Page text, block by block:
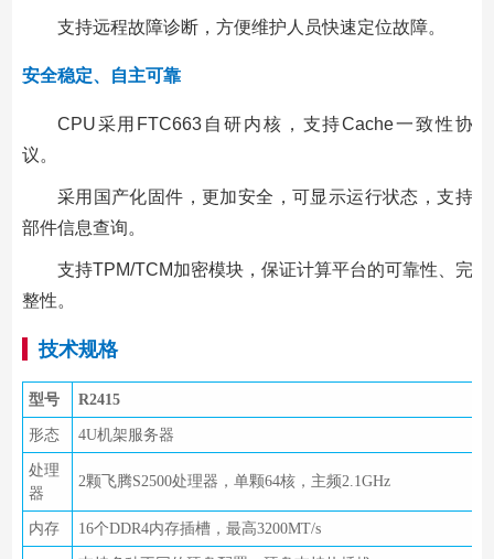
支持远程故障诊断，方便维护人员快速定位故障。
安全稳定、自主可靠
CPU采用FTC663自研内核，支持Cache一致性协
议。
采用国产化固件，更加安全，可显示运行状态，支持
部件信息查询。
支持TPM/TCM加密模块，保证计算平台的可靠性、完
整性。
技术规格
型号 R2415
形态 4U机架服务器
处理
器
2颗飞腾S2500处理器，单颗64核，主频2.1GHz
内存 16个DDR4内存插槽，最高3200MT/s